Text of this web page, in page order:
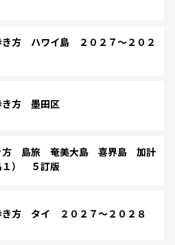
方 ハワイ島 ２０２７～２０２
き方 墨田区
方 島旅 奄美大島 喜界島 加計
１） ５訂版
方 タイ ２０２７～２０２８